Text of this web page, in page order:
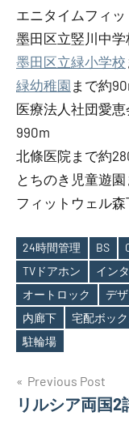
エニタイムフィ
墨田区立竪川中
墨田区立緑小学校
緑幼稚園 まで約
医療法人社団愛
990m
北條医院まで約
とちのき児童遊園
フィットウェル
Tags
24時間管理 BS
TVドアホン
イン
オートロック
デ
内廊下
宅配ボッ
駐輪場
投
稿
Previous Post
リルシア両国2